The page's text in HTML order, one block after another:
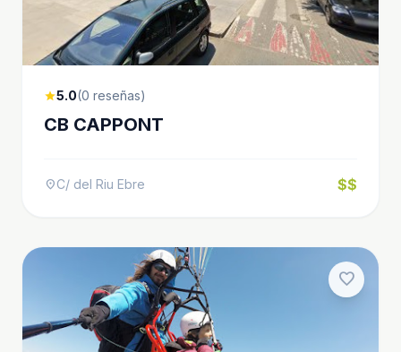
star5.0(0 reseñas)
CB CAPPONT
location_onC/ del Riu Ebre $$
favorite